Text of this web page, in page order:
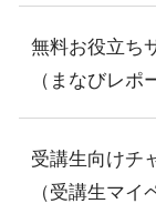
無料お役立ち
（まなびレポ
受講生向けチ
（受講生マイ